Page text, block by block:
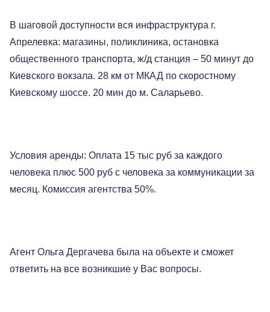
В шаговой доступности вся инфраструктура г.
Апрелевка: магазины, поликлиника, остановка
общественного транспорта, ж/д станция – 50 минут до
Киевского вокзала. 28 км от МКАД по скоростному
Киевскому шоссе. 20 мин до м. Саларьево.
Условия аренды: Оплата 15 тыс руб за каждого
человека плюс 500 руб с человека за коммуникации за
месяц. Комиссия агентства 50%.
Агент Ольга Дергачева была на объекте и сможет
ответить на все возникшие у Вас вопросы.